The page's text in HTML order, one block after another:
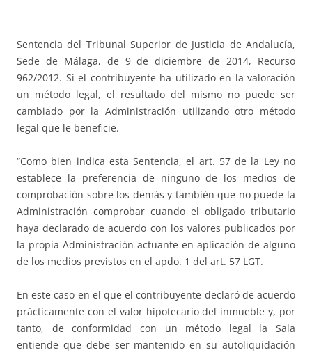
Sentencia del Tribunal Superior de Justicia de Andalucía,
Sede de Málaga, de 9 de diciembre de 2014, Recurso
962/2012. Si el contribuyente ha utilizado en la valoración
un método legal, el resultado del mismo no puede ser
cambiado por la Administración utilizando otro método
legal que le beneficie.
“Como bien indica esta Sentencia, el art. 57 de la Ley no
establece la preferencia de ninguno de los medios de
comprobación sobre los demás y también que no puede la
Administración comprobar cuando el obligado tributario
haya declarado de acuerdo con los valores publicados por
la propia Administración actuante en aplicación de alguno
de los medios previstos en el apdo. 1 del art. 57 LGT.
En este caso en el que el contribuyente declaró de acuerdo
prácticamente con el valor hipotecario del inmueble y, por
tanto, de conformidad con un método legal la Sala
entiende que debe ser mantenido en su autoliquidación